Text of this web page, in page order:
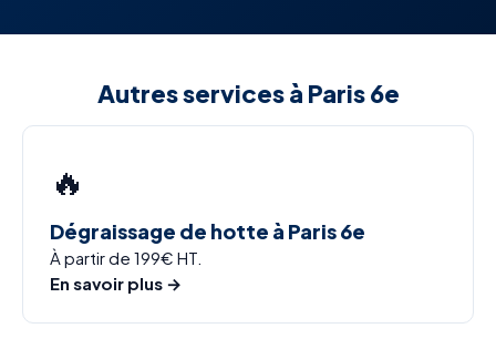
Autres services à Paris 6e
🔥
Dégraissage de hotte à Paris 6e
À partir de 199€ HT.
En savoir plus →